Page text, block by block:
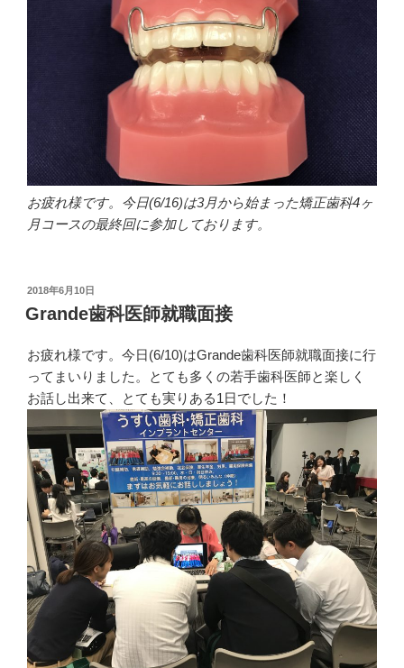
お疲れ様です。今日(6/16)は3月から始まった矯正歯科4ヶ
月コースの最終回に参加しております。
投
稿
日:
2018年6月10日
Grande歯科医師就職面接
お疲れ様です。今日(6/10)はGrande歯科医師就職面接に行
ってまいりました。とても多くの若手歯科医師と楽しく
お話し出来て、とても実りある1日でした！